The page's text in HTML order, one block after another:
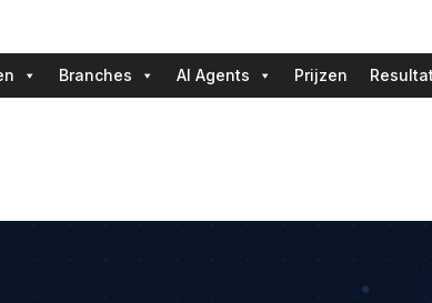
Branches AI Agents Prijzen